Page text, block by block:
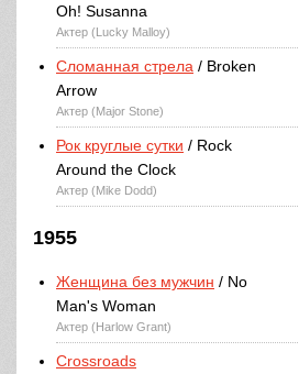
Oh! Susanna
Актер (Lucky Malloy)
Сломанная стрела / Broken
Arrow
Актер (Major Stone)
Рок круглые сутки / Rock
Around the Clock
Актер (Mike Dodd)
1955
Женщина без мужчин / No
Man's Woman
Актер (Harlow Grant)
Crossroads